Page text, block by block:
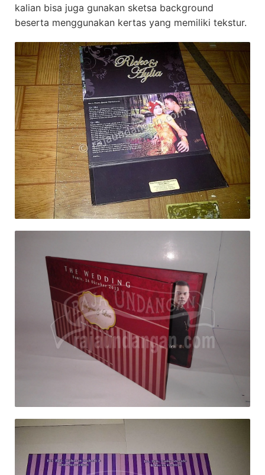
kalian bisa juga gunakan sketsa background
beserta menggunakan kertas yang memiliki tekstur.